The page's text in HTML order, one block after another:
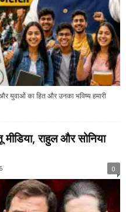
युवाओं का हित और उनका भविष्य हमारी
राहुल और सोनिया
0